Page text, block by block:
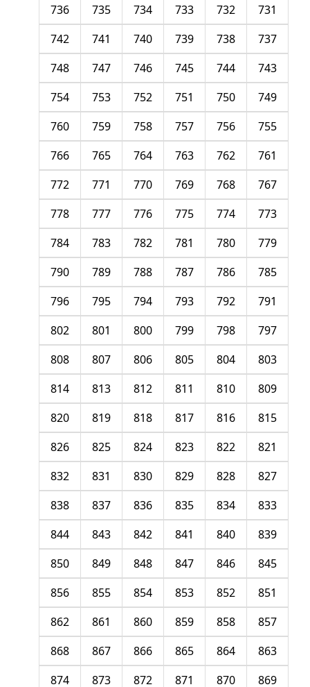
731
732
733
734
735
736
737
738
739
740
741
742
743
744
745
746
747
748
749
750
751
752
753
754
755
756
757
758
759
760
761
762
763
764
765
766
767
768
769
770
771
772
773
774
775
776
777
778
779
780
781
782
783
784
785
786
787
788
789
790
791
792
793
794
795
796
797
798
799
800
801
802
803
804
805
806
807
808
809
810
811
812
813
814
815
816
817
818
819
820
821
822
823
824
825
826
827
828
829
830
831
832
833
834
835
836
837
838
839
840
841
842
843
844
845
846
847
848
849
850
851
852
853
854
855
856
857
858
859
860
861
862
863
864
865
866
867
868
869
870
871
872
873
874